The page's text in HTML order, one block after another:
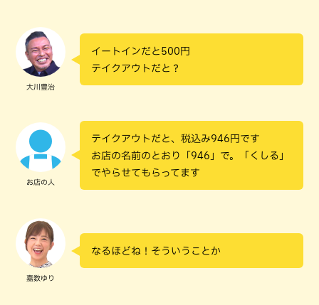
大川豊治
イートインだと500円
テイクアウトだと？
お店の人
テイクアウトだと、税込み946円です
お店の名前のとおり「946」で。「くしる」
でやらせてもらってます
嘉数ゆり
なるほどね！そういうことか